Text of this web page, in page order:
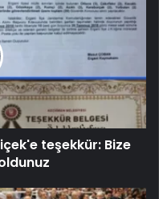
teşekkür: Bize